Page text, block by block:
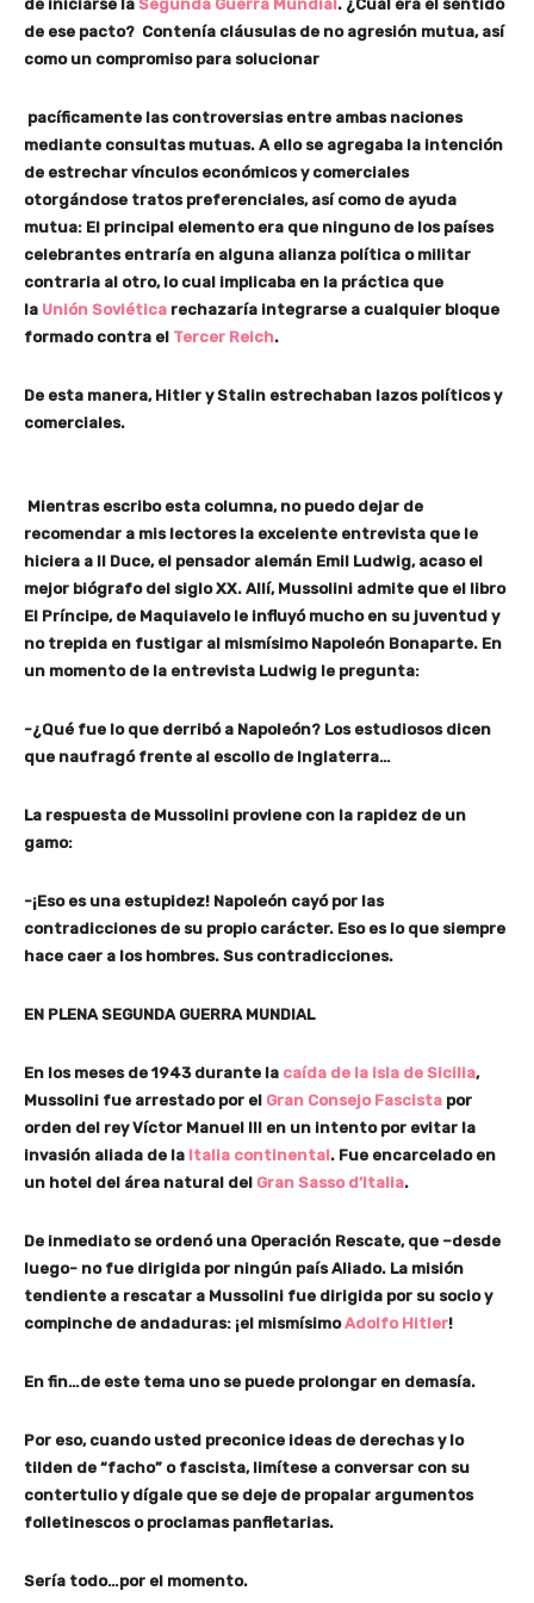
de iniciarse la Segunda Guerra Mundial . ¿Cuál era el sentido
de ese pacto? Contenía cláusulas de no agresión mutua, así
como un compromiso para solucionar
pacíficamente las controversias entre ambas naciones
mediante consultas mutuas. A ello se agregaba la intención
de estrechar vínculos económicos y comerciales
otorgándose tratos preferenciales, así como de ayuda
mutua: El principal elemento era que ninguno de los países
celebrantes entraría en alguna alianza política o militar
contraria al otro, lo cual implicaba en la práctica que
la Unión Soviética rechazaría integrarse a cualquier bloque
formado contra el Tercer Reich.
De esta manera, Hitler y Stalin estrechaban lazos políticos y
comerciales.
Mientras escribo esta columna, no puedo dejar de
recomendar a mis lectores la excelente entrevista que le
hiciera a Il Duce, el pensador alemán Emil Ludwig, acaso el
mejor biógrafo del siglo XX. Allí, Mussolini admite que el libro
El Príncipe, de Maquiavelo le influyó mucho en su juventud y
no trepida en fustigar al mismísimo Napoleón Bonaparte. En
un momento de la entrevista Ludwig le pregunta:
-¿Qué fue lo que derribó a Napoleón? Los estudiosos dicen
que naufragó frente al escollo de Inglaterra…
La respuesta de Mussolini proviene con la rapidez de un
gamo:
-¡Eso es una estupidez! Napoleón cayó por las
contradicciones de su propio carácter. Eso es lo que siempre
hace caer a los hombres. Sus contradicciones.
EN PLENA SEGUNDA GUERRA MUNDIAL
En los meses de 1943 durante la caída de la isla de Sicilia,
Mussolini fue arrestado por el Gran Consejo Fascista por
orden del rey Víctor Manuel III en un intento por evitar la
invasión aliada de la Italia continental. Fue encarcelado en
un hotel del área natural del Gran Sasso d’Italia.
De inmediato se ordenó una Operación Rescate, que –desde
luego- no fue dirigida por ningún país Aliado. La misión
tendiente a rescatar a Mussolini fue dirigida por su socio y
compinche de andaduras: ¡el mismísimoAdolfo Hitler!
En fin…de este tema uno se puede prolongar en demasía.
Por eso, cuando usted preconice ideas de derechas y lo
tilden de “facho” o fascista, limítese a conversar con su
contertulio y dígale que se deje de propalar argumentos
folletinescos o proclamas panfletarias.
Sería todo…por el momento.